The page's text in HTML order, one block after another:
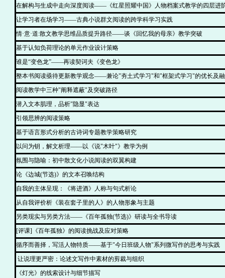
在解构与生成中走向深度阅读——《红星照耀中国》人物档案式教学的四层进
让学习者在场学习——古典小说群文阅读的跨学科学习实践
情·意·道:散文教学思维品质提升路径——谈《回忆我的母亲》教学突破
基于认知负荷理论的单元作业设计策略
谁是“变色龙”——再读契诃夫《变色龙》
整本书阅读亟待更新教学观念——兼论"夯土式学习"和"框架式学习"的优长及
阅读教学中三种"阐释遮蔽"及突破路径
潜入文本肌理，品析"隐显"表达
引领思辨的阅读策略
基于语言形式分析的古诗词专题教学策略研究
以问为钥，解文析理——以《说"木叶"》教学为例
氛围与隐喻：初中散文化小说阅读的双翼构建
论《边城(节选)》的文本召唤结构
自我的主体呈现：《将进酒》人称与句式析论
从自我评价析《装在套子里的人》的人物形象与主题
另类现实与另类方法——《百年孤独(节选)》研读与全书导读
[评课]《百年孤独》的阅读挑战及应对策略
循序而善择，写活人物特质——基于"今日班级人物"系列微写作的思考与实践
让说理更严密：论述文写作中素材的剪裁与组织
《灯光》的线索设计与细节描写